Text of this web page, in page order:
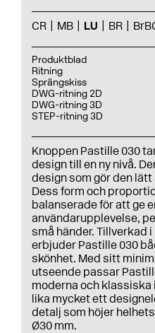
CR MB LU BR
Produktblad
Ritning
Sprängskiss
DWG-ritning 2D
DWG-ritning 3D
STEP-ritning 3D
Knoppen Pastille 030
design till en ny nivå.
design som gör den
Dess form och
balanserade för att ge
användarupplevelse,
små händer. Tillverkad
erbjuder Pastille 030
skönhet. Med sitt
utseende passar
moderna och klassiska
lika mycket ett
detalj som höjer
Ø30 mm.